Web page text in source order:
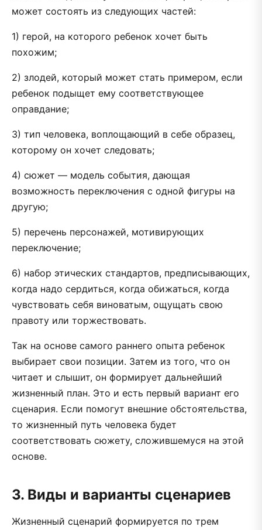
может состоять из следующих частей:
1) герой, на которого ребенок хочет быть
похожим;
2) злодей, который может стать примером, если
ребенок подыщет ему соответствующее
оправдание;
3) тип человека, воплощающий в себе образец,
которому он хочет следовать;
4) сюжет — модель события, дающая
возможность переключения с одной фигуры на
другую;
5) перечень персонажей, мотивирующих
переключение;
6) набор этических стандартов, предписывающих,
когда надо сердиться, когда обижаться, когда
чувствовать себя виноватым, ощущать свою
правоту или торжествовать.
Так на основе самого раннего опыта ребенок
выбирает свои позиции. Затем из того, что он
читает и слышит, он формирует дальнейший
жизненный план. Это и есть первый вариант его
сценария. Если помогут внешние обстоятельства,
то жизненный путь человека будет
соответствовать сюжету, сложившемуся на этой
основе.
3. Виды и варианты сценариев
Жизненный сценарий формируется по трем